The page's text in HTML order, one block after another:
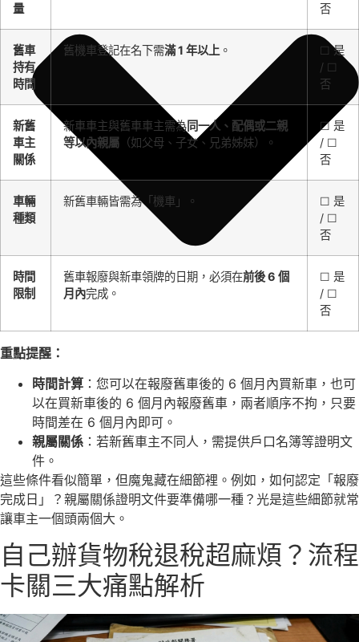
量
否
舊車
持有
時間
舊機車登記在名下需滿 1 年以上 。
☐ 是
/ ☐
否
新舊
車主
關係
新車車主與舊車車主需為同一人、配偶或二親
等以內親屬 （如父母、子女、兄弟姊妹）。
☐ 是
/ ☐
否
車輛
種類
新舊車輛皆需為「機車」。
☐ 是
/ ☐
否
時間
限制
舊車報廢與新車領牌的日期，必須在前後 6 個
月內完成。
☐ 是
/ ☐
否
重點提醒：
時間計算 ：您可以在報廢舊車後的 6 個月內買新車，也可
以在買新車後的 6 個月內報廢舊車，兩者順序不拘，只要
時間差在 6 個月內即可。
親屬關係 ：若新舊車主不同人，需提供戶口名簿等證明文
件。
這些條件看似簡單，但魔鬼藏在細節裡。例如，如何認定「報廢
完成日」？親屬關係證明文件要準備哪一種？光是這些細節就常
讓車主一個頭兩個大。
自己辦貨物稅退稅超麻煩？流程
卡關三大痛點解析